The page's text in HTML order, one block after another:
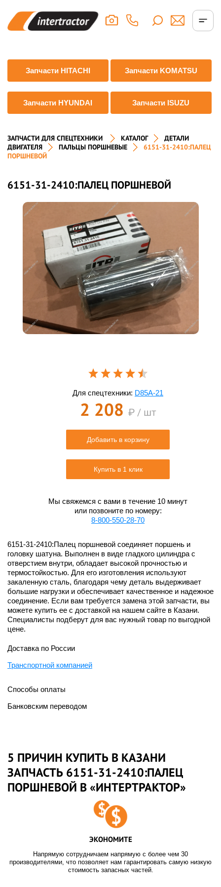
Запчасти HITACHI Запчасти KOMATSU
Запчасти HYUNDAI Запчасти ISUZU
ЗАПЧАСТИ ДЛЯ СПЕЦТЕХНИКИ КАТАЛОГ
ДЕТАЛИ
ДВИГАТЕЛЯ
ПАЛЬЦЫ ПОРШНЕВЫЕ
6151-31-2410:ПАЛЕЦ
ПОРШНЕВОЙ
6151-31-2410:ПАЛЕЦ ПОРШНЕВОЙ
Для спецтехники: D85A-21
2 208 ₽ / шт
Добавить в корзину
Купить в 1 клик
Мы свяжемся с вами в течение 10 минут
или позвоните по номеру:
8-800-550-28-70
6151-31-2410:Палец поршневой соединяет поршень и
головку шатуна. Выполнен в виде гладкого цилиндра с
отверстием внутри, обладает высокой прочностью и
термостойкостью. Для его изготовления используют
закаленную сталь, благодаря чему деталь выдерживает
большие нагрузки и обеспечивает качественное и надежное
соединение. Если вам требуется замена этой запчасти, вы
можете купить ее с доставкой на нашем сайте в Казани.
Специалисты подберут для вас нужный товар по выгодной
цене.
Доставка по России
Транспортной компанией
Способы оплаты
Банковским переводом
5 ПРИЧИН КУПИТЬ В КАЗАНИ
ЗАПЧАСТЬ 6151-31-2410:ПАЛЕЦ
ПОРШНЕВОЙ В «ИНТЕРТРАКТОР»
ЭКОНОМИТЕ
Напрямую сотрудничаем напрямую с более чем 30
производителями, что позволяет нам гарантировать самую низкую
стоимость запасных частей.